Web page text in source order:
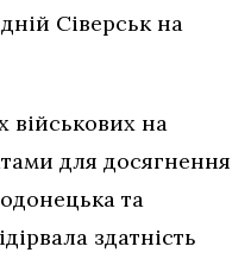
Сіверськ на
військових на
для досягнення
та
здатність